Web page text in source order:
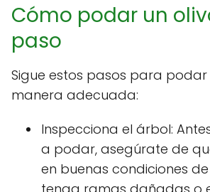
Cómo podar un
paso
Sigue estos pasos para podar
manera adecuada:
Inspecciona el árbol:
a podar, asegúrate de
en buenas condiciones